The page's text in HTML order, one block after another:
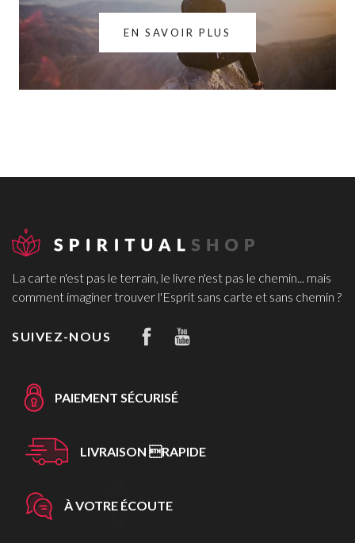
EN SAVOIR PLUS
La carte n'est pas le terrain, le livre n'est pas le chemin... mais
comment imaginer trouver l'Esprit sans carte et sans chemin ?
SUIVEZ-NOUS
PAIEMENT SÉCURISÉ
LIVRAISON RAPIDE
À VOTRE ÉCOUTE